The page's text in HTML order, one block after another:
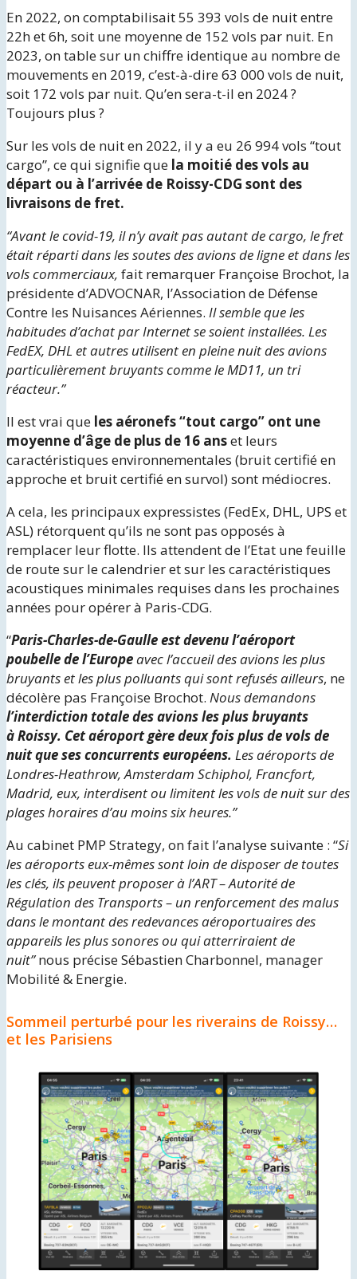
En 2022, on comptabilisait 55 393 vols de nuit entre
22h et 6h, soit une moyenne de 152 vols par nuit. En
2023, on table sur un chiffre identique au nombre de
mouvements en 2019, c’est-à-dire 63 000 vols de nuit,
soit 172 vols par nuit. Qu’en sera-t-il en 2024 ?
Toujours plus ?
Sur les vols de nuit en 2022, il y a eu 26 994 vols “tout
cargo”, ce qui signifie que la moitié des vols au
départ ou à l’arrivée de Roissy-CDG sont des
livraisons de fret.
“Avant le covid-19, il n’y avait pas autant de cargo, le fret
était réparti dans les soutes des avions de ligne et dans les
vols commerciaux, fait remarquer Françoise Brochot, la
présidente d’ADVOCNAR, l’Association de Défense
Contre les Nuisances Aériennes. Il semble que les
habitudes d’achat par Internet se soient installées. Les
FedEX, DHL et autres utilisent en pleine nuit des avions
particulièrement bruyants comme le MD11, un tri
réacteur.”
Il est vrai que les aéronefs “tout cargo” ont une
moyenne d’âge de plus de 16 anset leurs
caractéristiques environnementales (bruit certifié en
approche et bruit certifié en survol) sont médiocres.
A cela, les principaux expressistes (FedEx, DHL, UPS et
ASL) rétorquent qu’ils ne sont pas opposés à
remplacer leur flotte. Ils attendent de l’Etat une feuille
de route sur le calendrier et sur les caractéristiques
acoustiques minimales requises dans les prochaines
années pour opérer à Paris-CDG.
“Paris-Charles-de-Gaulle est devenu l’aéroport
poubelle de l’Europeavec l’accueil des avions les plus
bruyants et les plus polluants qui sont refusés ailleurs, ne
décolère pas Françoise Brochot. Nous demandons
l’interdiction totale des avions les plus bruyants
àRoissy. Cet aéroport gère deux fois plus de vols de
nuit que ses concurrents européens. Les aéroports de
Londres-Heathrow, Amsterdam Schiphol, Francfort,
Madrid, eux, interdisent ou limitent les vols de nuit sur des
plages horaires d’au moins six heures.”
Au cabinet PMP Strategy, on fait l’analyse suivante : “Si
les aéroports eux-mêmes sont loin de disposer de toutes
les clés, ils peuvent proposer à l’ART – Autorité de
Régulation des Transports – un renforcement des malus
dans le montant des redevances aéroportuaires des
appareils les plus sonores ou qui atterriraient de
nuit”nous précise Sébastien Charbonnel, manager
Mobilité & Energie.
Sommeil perturbé pour les riverains de Roissy…
et les Parisiens